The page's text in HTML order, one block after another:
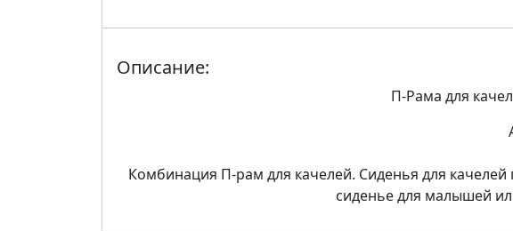
Описание:
П-Рама для
Комбинация П-рам для качелей. Сиденья для качелей
сиденье для малышей